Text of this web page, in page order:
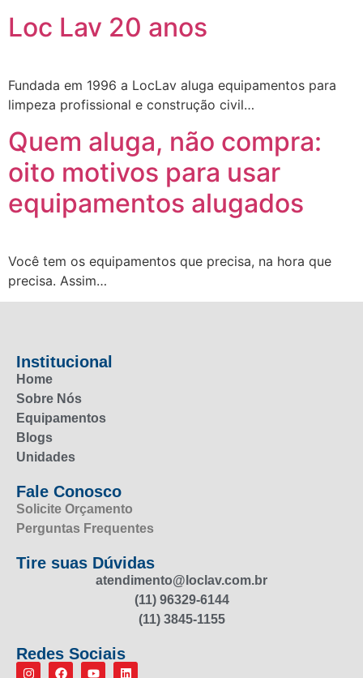
Loc Lav 20 anos
Fundada em 1996 a LocLav aluga equipamentos para
limpeza profissional e construção civil…
Quem aluga, não compra:
oito motivos para usar
equipamentos alugados
Você tem os equipamentos que precisa, na hora que
precisa. Assim…
Institucional
Home
Sobre Nós
Equipamentos
Blogs
Unidades
Fale Conosco
Solicite Orçamento
Perguntas Frequentes
Tire suas Dúvidas
atendimento@loclav.com.br
(11) 96329-6144
(11) 3845-1155
Redes Sociais